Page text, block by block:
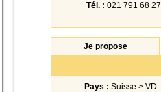
Tél. : 021 791 68 27
Je propose
Pays : Suisse > VD